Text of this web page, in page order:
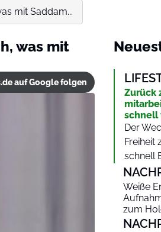
mit Saddam...
was mit
auf Google folgen
Zurück
schnell
Der
Freiheit
schnell
Weiße
zum